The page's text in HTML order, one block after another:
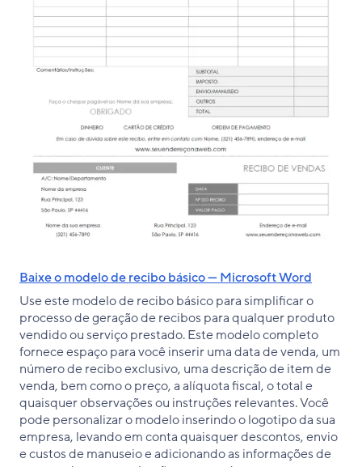
Baixe o modelo de recibo básico — Microsoft Word
Use este modelo de recibo básico para simplificar o
processo de geração de recibos para qualquer produto
vendido ou serviço prestado. Este modelo completo
fornece espaço para você inserir uma data de venda, um
número de recibo exclusivo, uma descrição de item de
venda, bem como o preço, a alíquota fiscal, o total e
quaisquer observações ou instruções relevantes. Você
pode personalizar o modelo inserindo o logotipo da sua
empresa, levando em conta quaisquer descontos, envio
e custos de manuseio e adicionando as informações de